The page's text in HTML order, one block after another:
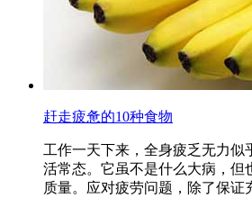
赶走疲惫的10种食物
工作一天下来，全身疲乏无力似
活常态。它虽不是什么大病，但
质量。应对疲劳问题，除了保证